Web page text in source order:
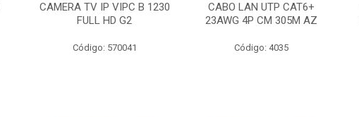
CAMERA TV IP VIPC B 1230
FULL HD G2
Código: 570041
CABO LAN UTP CAT6+
23AWG 4P CM 305M AZ
Código: 4035